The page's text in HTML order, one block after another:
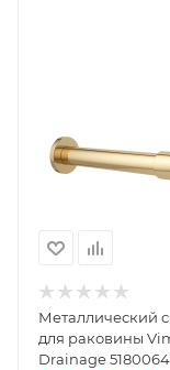
Металлический
для раковины
Drainage